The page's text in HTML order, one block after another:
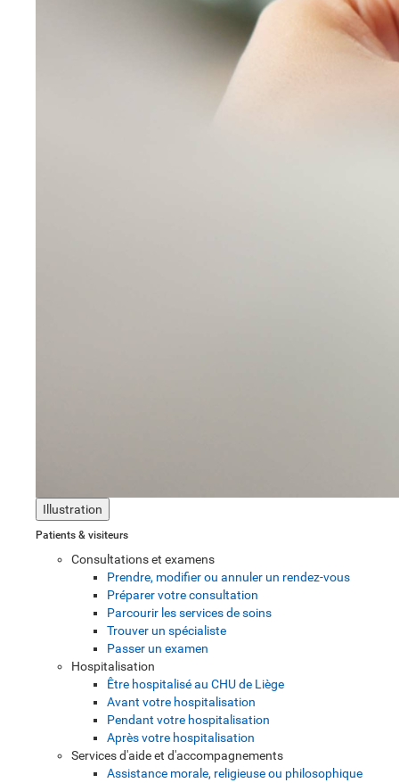
Illustration
Patients & visiteurs
Consultations et examens
Prendre, modifier ou annuler un rendez-vous
Préparer votre consultation
Parcourir les services de soins
Trouver un spécialiste
Passer un examen
Hospitalisation
Être hospitalisé au CHU de Liège
Avant votre hospitalisation
Pendant votre hospitalisation
Après votre hospitalisation
Services d'aide et d'accompagnements
Assistance morale, religieuse ou philosophique